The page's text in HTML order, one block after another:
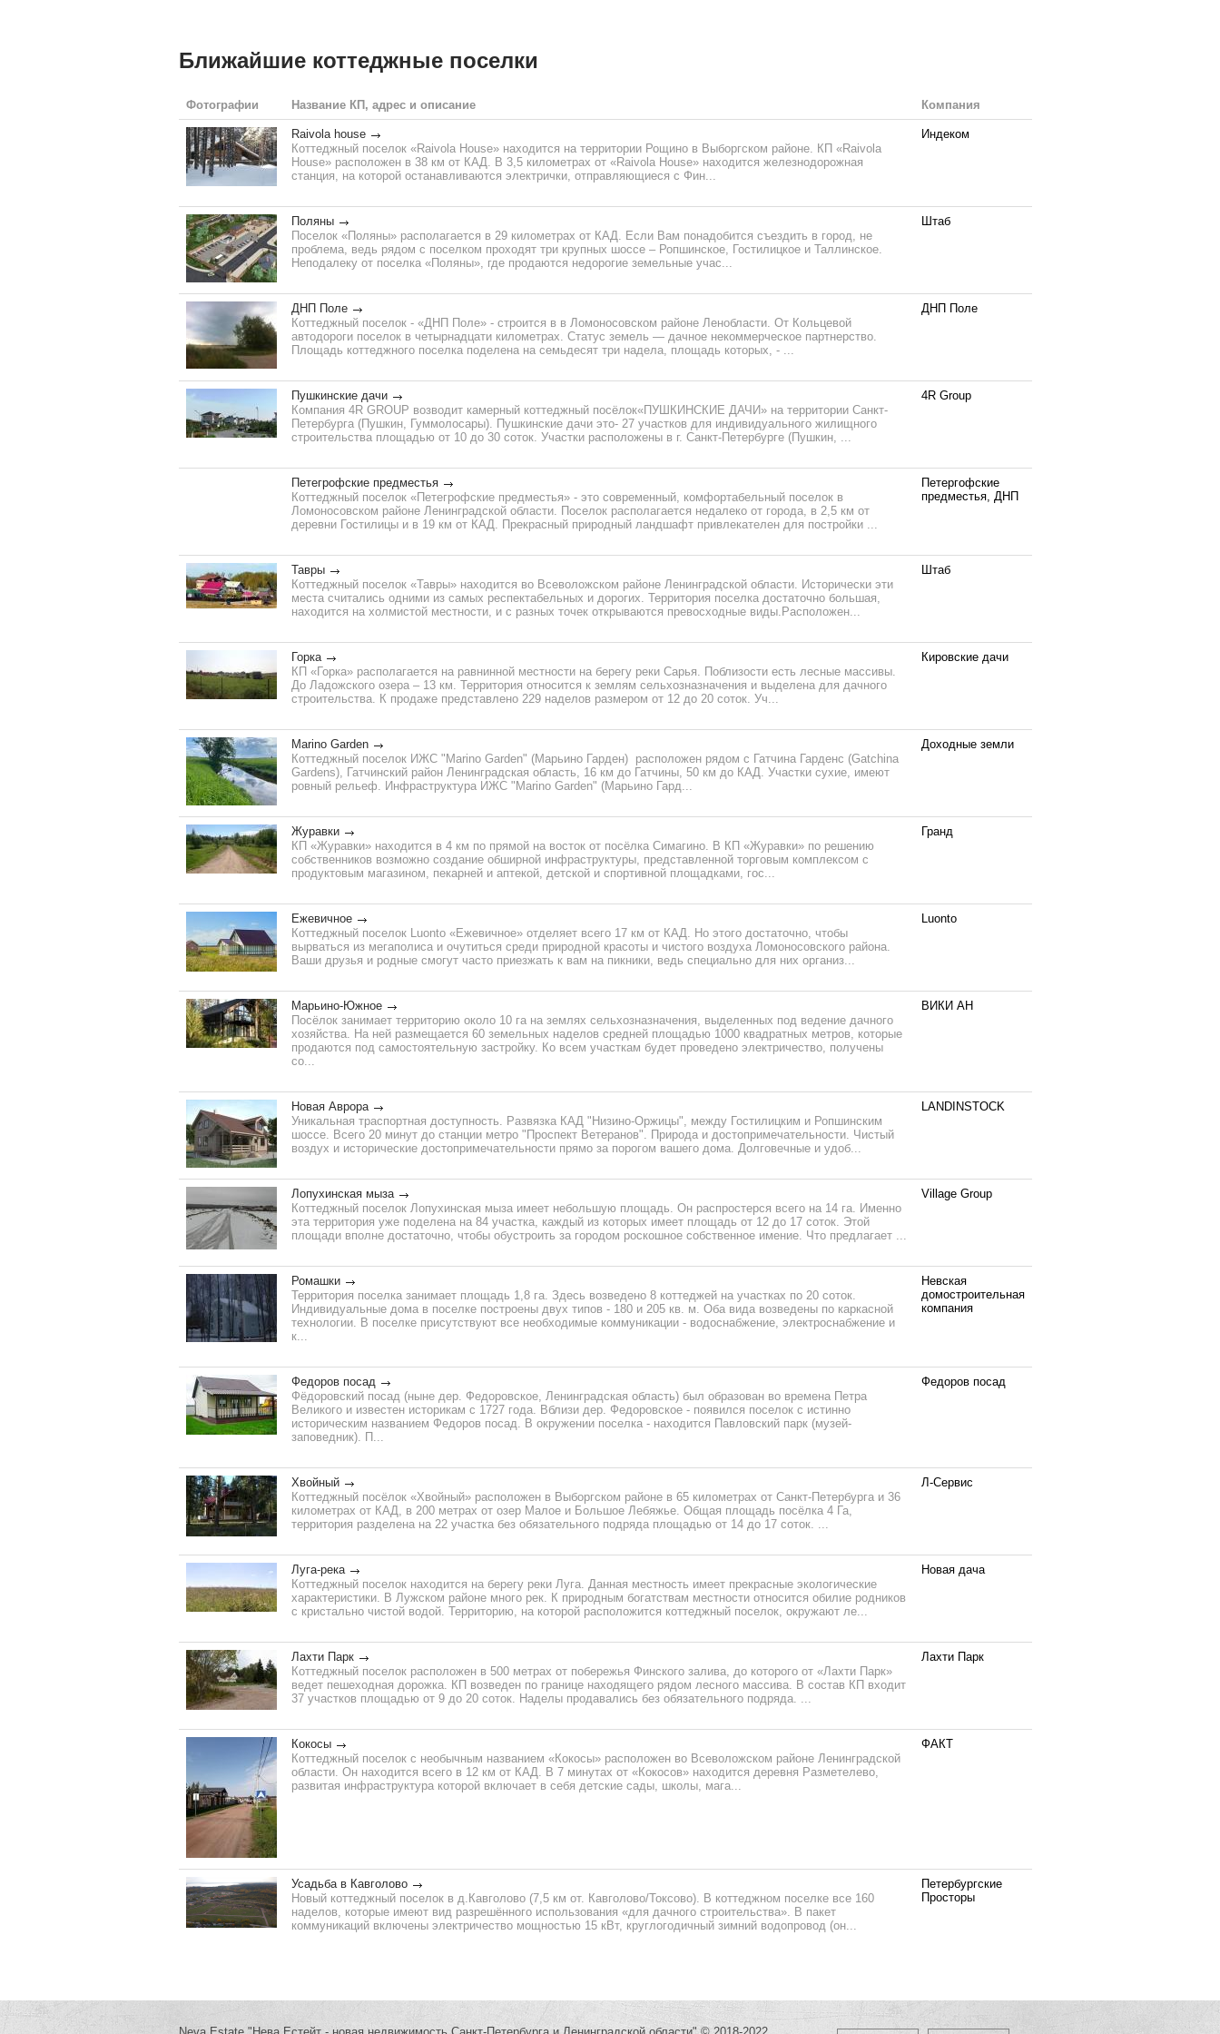
Ближайшие коттеджные поселки
Фотографии Название КП, адрес и описание Компания
Raivola house
Коттеджный поселок «Raivola House» находится на территории Рощино в Выборгском районе. КП «Raivola
House» расположен в 38 км от КАД. В 3,5 километрах от «Raivola House» находится железнодорожная
станция, на которой останавливаются электрички, отправляющиеся с Фин...
Индеком
Поляны
Поселок «Поляны» располагается в 29 километрах от КАД. Если Вам понадобится съездить в город, не
проблема, ведь рядом с поселком проходят три крупных шоссе – Ропшинское, Гостилицкое и Таллинское.
Неподалеку от поселка «Поляны», где продаются недорогие земельные учас...
Штаб
ДНП Поле
Коттеджный поселок - «ДНП Поле» - строится в в Ломоносовском районе Ленобласти. От Кольцевой
автодороги поселок в четырнадцати километрах. Статус земель — дачное некоммерческое партнерство.
Площадь коттеджного поселка поделена на семьдесят три надела, площадь которых, - ...
ДНП Поле
Пушкинские дачи
Компания 4R GROUP возводит камерный коттеджный посёлок«ПУШКИНСКИЕ ДАЧИ» на территории Санкт-
Петербурга (Пушкин, Гуммолосары). Пушкинские дачи это- 27 участков для индивидуального жилищного
строительства площадью от 10 до 30 соток. Участки расположены в г. Санкт-Петербурге (Пушкин, ...
4R Group
Петегрофские предместья
Коттеджный поселок «Петегрофские предместья» - это современный, комфортабельный поселок в
Ломоносовском районе Ленинградской области. Поселок располагается недалеко от города, в 2,5 км от
деревни Гостилицы и в 19 км от КАД. Прекрасный природный ландшафт привлекателен для постройки ...
Петергофские
предместья, ДНП
Тавры
Коттеджный поселок «Тавры» находится во Всеволожском районе Ленинградской области. Исторически эти
места считались одними из самых респектабельных и дорогих. Территория поселка достаточно большая,
находится на холмистой местности, и с разных точек открываются превосходные виды.Расположен...
Штаб
Горка
КП «Горка» располагается на равнинной местности на берегу реки Сарья. Поблизости есть лесные массивы.
До Ладожского озера – 13 км. Территория относится к землям сельхозназначения и выделена для дачного
строительства. К продаже представлено 229 наделов размером от 12 до 20 соток. Уч...
Кировские дачи
Marino Garden
Коттеджный поселок ИЖС "Marino Garden" (Марьино Гарден) расположен рядом с Гатчина Гарденс (Gatchina
Gardens), Гатчинский район Ленинградская область, 16 км до Гатчины, 50 км до КАД. Участки сухие, имеют
ровный рельеф. Инфраструктура ИЖС "Marino Garden" (Марьино Гард...
Доходные земли
Журавки
КП «Журавки» находится в 4 км по прямой на восток от посёлка Симагино. В КП «Журавки» по решению
собственников возможно создание обширной инфраструктуры, представленной торговым комплексом с
продуктовым магазином, пекарней и аптекой, детской и спортивной площадками, гос...
Гранд
Ежевичное
Коттеджный поселок Luonto «Ежевичное» отделяет всего 17 км от КАД. Но этого достаточно, чтобы
вырваться из мегаполиса и очутиться среди природной красоты и чистого воздуха Ломоносовского района.
Ваши друзья и родные смогут часто приезжать к вам на пикники, ведь специально для них организ...
Luonto
Марьино-Южное
Посёлок занимает территорию около 10 га на землях сельхозназначения, выделенных под ведение дачного
хозяйства. На ней размещается 60 земельных наделов средней площадью 1000 квадратных метров, которые
продаются под самостоятельную застройку. Ко всем участкам будет проведено электричество, получены
со...
ВИКИ АН
Новая Аврора
Уникальная траспортная доступность. Развязка КАД "Низино-Оржицы", между Гостилицким и Ропшинским
шоссе. Всего 20 минут до станции метро "Проспект Ветеранов". Природа и достопримечательности. Чистый
воздух и исторические достопримечательности прямо за порогом вашего дома. Долговечные и удоб...
LANDINSTOCK
Лопухинская мыза
Коттеджный поселок Лопухинская мыза имеет небольшую площадь. Он распростерся всего на 14 га. Именно
эта территория уже поделена на 84 участка, каждый из которых имеет площадь от 12 до 17 соток. Этой
площади вполне достаточно, чтобы обустроить за городом роскошное собственное имение. Что предлагает ...
Village Group
Ромашки
Территория поселка занимает площадь 1,8 га. Здесь возведено 8 коттеджей на участках по 20 соток.
Индивидуальные дома в поселке построены двух типов - 180 и 205 кв. м. Оба вида возведены по каркасной
технологии. В поселке присутствуют все необходимые коммуникации - водоснабжение, электроснабжение и
к...
Невская
домостроительная
компания
Федоров посад
Фёдоровский посад (ныне дер. Федоровское, Ленинградская область) был образован во времена Петра
Великого и известен историкам с 1727 года. Вблизи дер. Федоровское - появился поселок с истинно
историческим названием Федоров посад. В окружении поселка - находится Павловский парк (музей-
заповедник). П...
Федоров посад
Хвойный
Коттеджный посёлок «Хвойный» расположен в Выборгском районе в 65 километрах от Санкт-Петербурга и 36
километрах от КАД, в 200 метрах от озер Малое и Большое Лебяжье. Общая площадь посёлка 4 Га,
территория разделена на 22 участка без обязательного подряда площадью от 14 до 17 соток. ...
Л-Сервис
Луга-река
Коттеджный поселок находится на берегу реки Луга. Данная местность имеет прекрасные экологические
характеристики. В Лужском районе много рек. К природным богатствам местности относится обилие родников
с кристально чистой водой. Территорию, на которой расположится коттеджный поселок, окружают ле...
Новая дача
Лахти Парк
Коттеджный поселок расположен в 500 метрах от побережья Финского залива, до которого от «Лахти Парк»
ведет пешеходная дорожка. КП возведен по границе находящего рядом лесного массива. В состав КП входит
37 участков площадью от 9 до 20 соток. Наделы продавались без обязательного подряда. ...
Лахти Парк
Кокосы
Коттеджный поселок с необычным названием «Кокосы» расположен во Всеволожском районе Ленинградской
области. Он находится всего в 12 км от КАД. В 7 минутах от «Кокосов» находится деревня Разметелево,
развитая инфраструктура которой включает в себя детские сады, школы, мага...
ФАКТ
Усадьба в Кавголово
Новый коттеджный поселок в д.Кавголово (7,5 км от. Кавголово/Токсово). В коттеджном поселке все 160
наделов, которые имеют вид разрешённого использования «для дачного строительства». В пакет
коммуникаций включены электричество мощностью 15 кВт, круглогодичный зимний водопровод (он...
Петербургские
Просторы